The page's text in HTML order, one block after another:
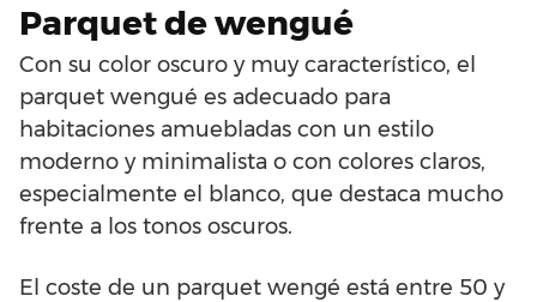
Parquet de wengué
Con su color oscuro y muy característico, el
parquet wengué es adecuado para
habitaciones amuebladas con un estilo
moderno y minimalista o con colores claros,
especialmente el blanco, que destaca mucho
frente a los tonos oscuros.
El coste de un parquet wengé está entre 50 y